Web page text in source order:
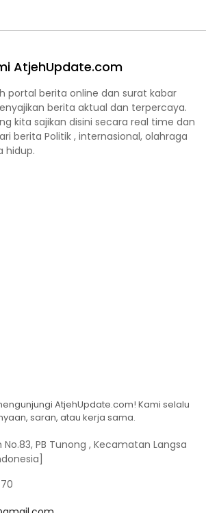
AtjehUpdate.com
portal berita online dan surat kabar
berita aktual dan terpercaya.
kita sajikan disini secara real time dan
berita Politik , internasional, olahraga
hidup.
AtjehUpdate.com! Kami selalu
saran, atau kerja sama.
No.83, PB Tunong , Kecamatan Langsa